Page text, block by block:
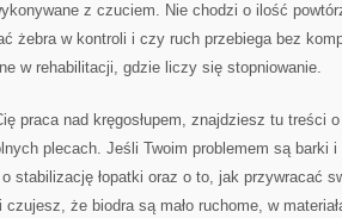
z czuciem. Nie chodzi o ilość
żebra w kontroli i czy ruch przebiega bez
w rehabilitacji, gdzie liczy się stopniowanie.
praca nad kręgosłupem, znajdziesz tu treści
plecach. Jeśli Twoim problemem są barki i
stabilizację łopatki oraz o to, jak przywracać
czujesz, że biodra są mało ruchome, w